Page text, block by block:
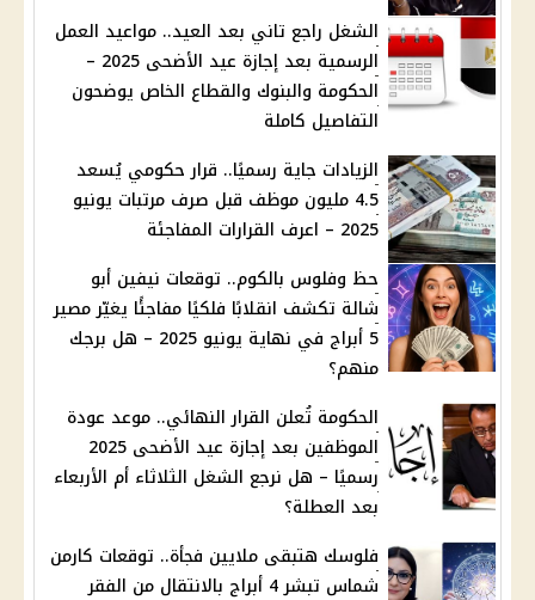
الشغل راجع تاني بعد العيد.. مواعيد العمل
الرسمية بعد إجازة عيد الأضحى 2025 –
الحكومة والبنوك والقطاع الخاص يوضحون
التفاصيل كاملة
الزيادات جاية رسميًا.. قرار حكومي يُسعد
4.5 مليون موظف قبل صرف مرتبات يونيو
2025 – اعرف القرارات المفاجئة
حظ وفلوس بالكوم.. توقعات نيفين أبو
شالة تكشف انقلابًا فلكيًا مفاجئًا يغيّر مصير
5 أبراج في نهاية يونيو 2025 – هل برجك
منهم؟
الحكومة تُعلن القرار النهائي.. موعد عودة
الموظفين بعد إجازة عيد الأضحى 2025
رسميًا – هل نرجع الشغل الثلاثاء أم الأربعاء
بعد العطلة؟
فلوسك هتبقى ملايين فجأة.. توقعات كارمن
شماس تبشر 4 أبراج بالانتقال من الفقر